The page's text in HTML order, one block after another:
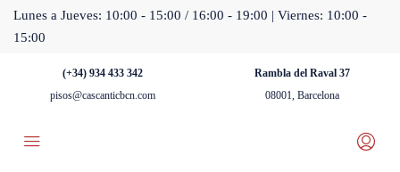
Lunes a Jueves: 10:00 - 15:00 / 16:00 - 19:00 | Viernes: 10:00 -
15:00
(+34) 934 433 342
pisos@cascanticbcn.com
Rambla del Raval 37
08001, Barcelona